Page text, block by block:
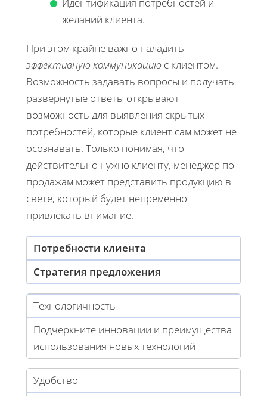
желаний клиента.
При этом крайне важно наладить
эффективную коммуникацию с клиентом.
Возможность задавать вопросы и получать
развернутые ответы открывают
возможность для выявления скрытых
потребностей, которые клиент сам может не
осознавать. Только понимая, что
действительно нужно клиенту, менеджер по
продажам может представить продукцию в
свете, который будет непременно
привлекать внимание.
Потребности клиента
Стратегия предложения
Технологичность
Подчеркните инновации и преимущества
использования новых технологий
Удобство